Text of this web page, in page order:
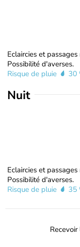
Eclaircies et
Possibilité d'averses.
Risque de pluie
30
Nuit
Eclaircies et
Possibilité d'averses.
Risque de pluie
35